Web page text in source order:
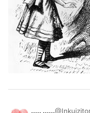
..... ......